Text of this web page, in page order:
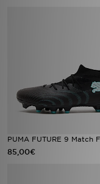
PUMA FUTURE 9 Match
85,00€